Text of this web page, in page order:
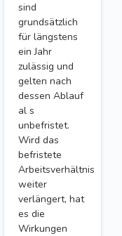
sind
grundsätzlich
für längstens
ein Jahr
zulässig und
gelten nach
dessen Ablauf
al s
unbefristet.
Wird das
befristete
Arbeitsverhältnis
weiter
verlängert, hat
es die
Wirkungen